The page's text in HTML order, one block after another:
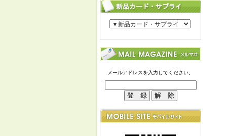
メールアドレスを入力してください。